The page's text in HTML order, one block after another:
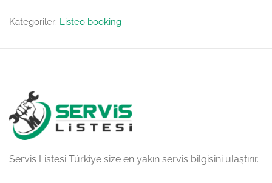
Kategoriler: Listeo booking
Servis Listesi Türkiye size en yakın servis bilgisini ulaştırır.